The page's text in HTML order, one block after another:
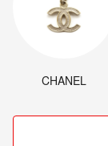
CHANEL